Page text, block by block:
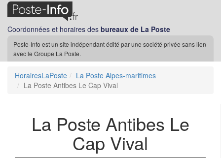
Coordonnées et horaires des bureaux de La Poste
Poste-Info est un site indépendant édité par une société privée sans lien
avec le Groupe La Poste.
HorairesLaPoste
La Poste Alpes-maritimes
La Poste Antibes Le Cap Vival
La Poste Antibes Le
Cap Vival